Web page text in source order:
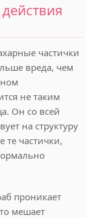
частички
вреда, чем
не таким
Он со всей
на структуру
те частички,
проникает
мешает